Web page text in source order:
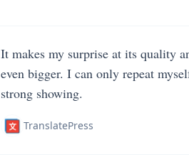
It makes my surprise at its quality
even bigger. I can only repeat
strong showing.
TranslatePress